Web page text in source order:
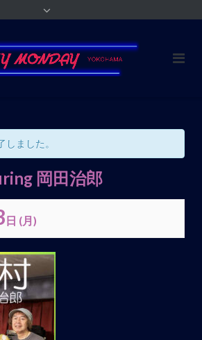
しました。
岡田治郎
日 (月)